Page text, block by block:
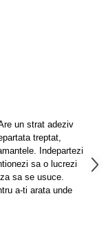
un strat adeziv
treptat,
Indepartezi
sa o lucrezi
sa se usuce.
a-ti arata unde